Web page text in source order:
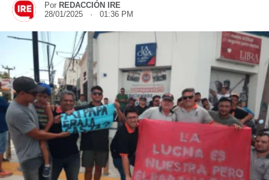
Por REDACCIÓN IRE
28/01/2025 · 01:36 PM